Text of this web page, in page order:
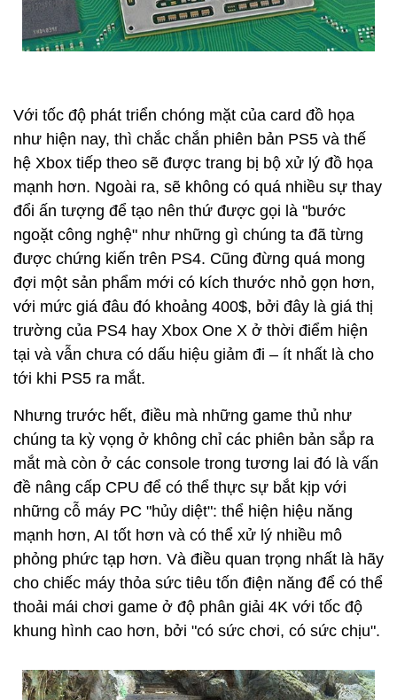
Với tốc độ phát triển chóng mặt của card đồ họa
như hiện nay, thì chắc chắn phiên bản PS5 và thế
hệ Xbox tiếp theo sẽ được trang bị bộ xử lý đồ họa
mạnh hơn. Ngoài ra, sẽ không có quá nhiều sự thay
đổi ấn tượng để tạo nên thứ được gọi là "bước
ngoặt công nghệ" như những gì chúng ta đã từng
được chứng kiến trên PS4. Cũng đừng quá mong
đợi một sản phẩm mới có kích thước nhỏ gọn hơn,
với mức giá đâu đó khoảng 400$, bởi đây là giá thị
trường của PS4 hay Xbox One X ở thời điểm hiện
tại và vẫn chưa có dấu hiệu giảm đi – ít nhất là cho
tới khi PS5 ra mắt.
Nhưng trước hết, điều mà những game thủ như
chúng ta kỳ vọng ở không chỉ các phiên bản sắp ra
mắt mà còn ở các console trong tương lai đó là vấn
đề nâng cấp CPU để có thể thực sự bắt kịp với
những cỗ máy PC "hủy diệt": thể hiện hiệu năng
mạnh hơn, AI tốt hơn và có thể xử lý nhiều mô
phỏng phức tạp hơn. Và điều quan trọng nhất là hãy
cho chiếc máy thỏa sức tiêu tốn điện năng để có thể
thoải mái chơi game ở độ phân giải 4K với tốc độ
khung hình cao hơn, bởi "có sức chơi, có sức chịu".